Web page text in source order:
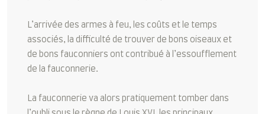
L’arrivée des armes à feu, les coûts et le temps
associés, la difficulté de trouver de bons oiseaux et
de bons fauconniers ont contribué à l’essoufflement
de la fauconnerie.
La fauconnerie va alors pratiquement tomber dans